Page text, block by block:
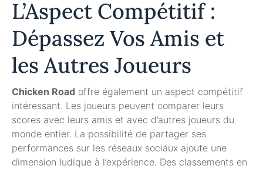
L’Aspect Compétitif :
Dépassez Vos Amis et
les Autres Joueurs
Chicken Road offre également un aspect compétitif
intéressant. Les joueurs peuvent comparer leurs
scores avec leurs amis et avec d’autres joueurs du
monde entier. La possibilité de partager ses
performances sur les réseaux sociaux ajoute une
dimension ludique à l’expérience. Des classements en